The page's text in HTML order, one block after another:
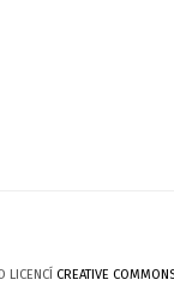
LICENCÍ CREATIVE